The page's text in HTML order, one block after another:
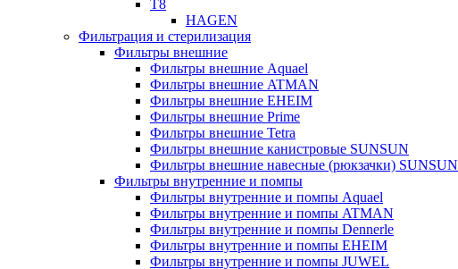
T8
HAGEN
Фильтрация и стерилизация
Фильтры внешние
Фильтры внешние Aquael
Фильтры внешние ATMAN
Фильтры внешние EHEIM
Фильтры внешние Prime
Фильтры внешние Tetra
Фильтры внешние канистровые SUNSUN
Фильтры внешние навесные (рюкзачки) SUNSUN
Фильтры внутренние и помпы
Фильтры внутренние и помпы Aquael
Фильтры внутренние и помпы ATMAN
Фильтры внутренние и помпы Dennerle
Фильтры внутренние и помпы EHEIM
Фильтры внутренние и помпы JUWEL